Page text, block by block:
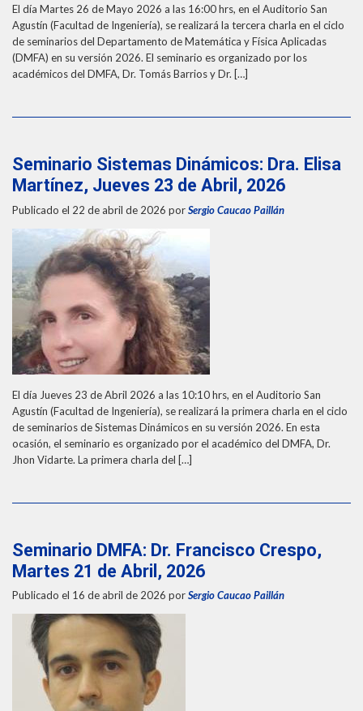
El día Martes 26 de Mayo 2026 a las 16:00 hrs, en el Auditorio San
Agustín (Facultad de Ingeniería), se realizará la tercera charla en el ciclo
de seminarios del Departamento de Matemática y Física Aplicadas
(DMFA) en su versión 2026. El seminario es organizado por los
académicos del DMFA, Dr. Tomás Barrios y Dr. […]
Seminario Sistemas Dinámicos: Dra. Elisa
Martínez, Jueves 23 de Abril, 2026
Publicado el 22 de abril de 2026 porSergio Caucao Paillán
El día Jueves 23 de Abril 2026 a las 10:10 hrs, en el Auditorio San
Agustín (Facultad de Ingeniería), se realizará la primera charla en el ciclo
de seminarios de Sistemas Dinámicos en su versión 2026. En esta
ocasión, el seminario es organizado por el académico del DMFA, Dr.
Jhon Vidarte. La primera charla del […]
Seminario DMFA: Dr. Francisco Crespo,
Martes 21 de Abril, 2026
Publicado el 16 de abril de 2026 porSergio Caucao Paillán